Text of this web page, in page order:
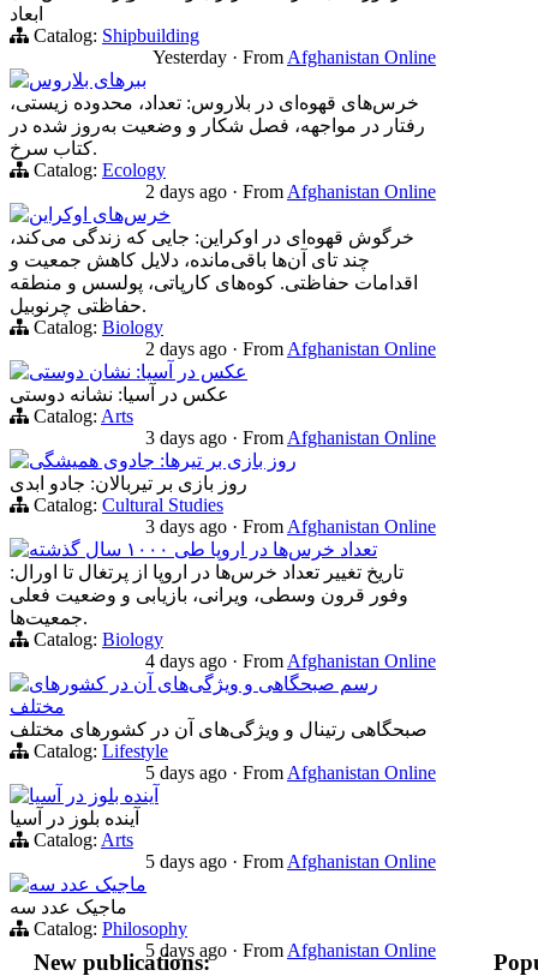
ابعاد
Catalog: Shipbuilding
Yesterday · From Afghanistan Online
ببرهای بلاروس
خرس‌های قهوه‌ای در بلاروس: تعداد، محدوده زیستی،
رفتار در مواجهه، فصل شکار و وضعیت به‌روز شده در
کتاب سرخ.
Catalog: Ecology
2 days ago · From Afghanistan Online
خرس‌های اوکراین
خرگوش قهوه‌ای در اوکراین: جایی که زندگی می‌کند،
چند تای آن‌ها باقی‌مانده، دلایل کاهش جمعیت و
اقدامات حفاظتی. کوه‌های کارپاتی، پولسس و منطقه
حفاظتی چرنوبیل.
Catalog: Biology
2 days ago · From Afghanistan Online
عکس در آسیا: نشان دوستی
عکس در آسیا: نشانه دوستی
Catalog: Arts
3 days ago · From Afghanistan Online
روز بازی بر تیرها: جادوی همیشگی
روز بازی بر تیربالان: جادو ابدی
Catalog: Cultural Studies
3 days ago · From Afghanistan Online
تعداد خرس‌ها در اروپا طی ۱۰۰۰ سال گذشته
تاریخ تغییر تعداد خرس‌ها در اروپا از پرتغال تا اورال:
وفور قرون وسطی، ویرانی، بازیابی و وضعیت فعلی
جمعیت‌ها.
Catalog: Biology
4 days ago · From Afghanistan Online
رسم صبحگاهی و ویژگی‌های آن در کشورهای
مختلف
صبحگاهی‌ رتینال و ویژگی‌های آن در کشورهای مختلف
Catalog: Lifestyle
5 days ago · From Afghanistan Online
آینده بلوز در آسیا
آینده بلوز در آسیا
Catalog: Arts
5 days ago · From Afghanistan Online
ماجیک عدد سه
ماجیک عدد سه
Catalog: Philosophy
5 days ago · From Afghanistan Online
New publications: